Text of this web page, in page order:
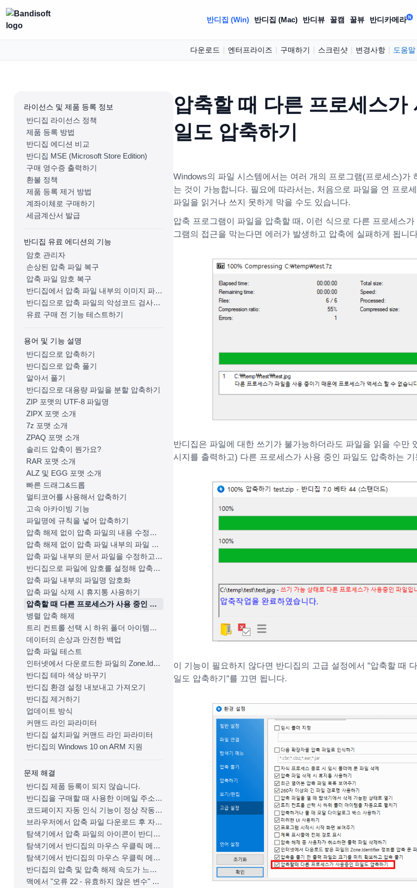
반디집 (Win) 반디집 (Mac) 반디뷰 꿀캠 꿀뷰 반디카메라 N
다운로드 엔터프라이즈 구매하기 스크린샷 변경사항 도움말
라이선스 및 제품 등록 정보
반디집 라이선스 정책
제품 등록 방법
반디집 에디션 비교
반디집 MSE (Microsoft Store Edition)
구매 영수증 출력하기
환불 정책
제품 등록 제거 방법
계좌이체로 구매하기
세금계산서 발급
반디집 유료 에디션의 기능
암호 관리자
손상된 압축 파일 복구
압축 파일 암호 복구
반디집에서 압축 파일 내부의 이미지 파일 미리보기
반디집으로 압축 파일의 악성코드 검사하기
유료 구매 전 기능 테스트하기
용어 및 기능 설명
반디집으로 압축하기
반디집으로 압축 풀기
알아서 풀기
반디집으로 대용량 파일을 분할 압축하기
ZIP 포맷의 UTF-8 파일명
ZIPX 포맷 소개
7z 포맷 소개
ZPAQ 포맷 소개
솔리드 압축이 뭔가요?
RAR 포맷 소개
ALZ 및 EGG 포맷 소개
빠른 드래그&드롭
멀티코어를 사용해서 압축하기
고속 아카이빙 기능
파일명에 규칙을 넣어 압축하기
압축 해제 없이 압축 파일의 내용 수정하기
압축 해제 없이 압축 파일 내부의 파일 열기
압축 파일 내부의 문서 파일을 수정하고 저장하기
반디집으로 파일에 암호를 설정해 압축하기
압축 파일 내부의 파일명 암호화
압축 파일 삭제 시 휴지통 사용하기
압축할 때 다른 프로세스가 사용 중인 파일도 압축하기
병렬 압축 해제
트리 컨트롤 선택 시 하위 폴더 아이템을 자동으로 펼치기
데이터의 손상과 안전한 백업
압축 파일 테스트
인터넷에서 다운로드한 파일의 Zone.Identifier 정보를 압축 해제한 파일에도 복사하기
반디집 테마 색상 바꾸기
반디집 환경 설정 내보내고 가져오기
반디집 제거하기
업데이트 방식
커맨드 라인 파라미터
반디집 설치파일 커맨드 라인 파라미터
반디집의 Windows 10 on ARM 지원
문제 해결
반디집 제품 등록이 되지 않습니다.
반디집을 구매할 때 사용한 이메일 주소에 접근이 불가능합니다.
코드페이지 자동 인식 기능이 정상 작동하지 않습니다.
브라우저에서 압축 파일 다운로드 후 자동으로 반디집이 실행됩니다.
탐색기에서 압축 파일의 아이콘이 반디집 아이콘으로 제대로 표시되지 않습니다.
탐색기에서 반디집의 마우스 우클릭 메뉴가 보이지 않습니다.
탐색기에서 반디집의 마우스 우클릭 메뉴가 정상적으로 표시되지 않습니다.
반디집의 압축 및 압축 해제 속도가 느립니다.
맥에서 "오류 22 - 유효하지 않은 변수" 에러가 발생하며 압축 파일이 풀리지 않습니다.
압축할 때 다른 프로세스가
일도 압축하기
Windows의 파일 시스템에서는 여러 개의 프로그램(프로세스)가
는 것이 가능합니다. 필요에 따라서는, 처음으로 파일을 연 프로
파일을 읽거나 쓰지 못하게 막을 수도 있습니다.
압축 프로그램이 파일을 압축할 때, 이런 식으로 다른 프로세스
그램의 접근을 막는다면 에러가 발생하고 압축에 실패하게 됩니
반디집은 파일에 대한 쓰기가 불가능하더라도 파일을 읽을 수만
시지를 출력하고) 다른 프로세스가 사용 중인 파일도 압축하는
이 기능이 필요하지 않다면 반디집의 고급 설정에서 "압축할 때
일도 압축하기"를 끄면 됩니다.